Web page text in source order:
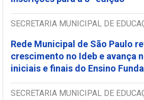
SECRETARIA MUNICIPAL DE
Rede Municipal de São Paulo
crescimento no Ideb e avança
iniciais e finais do Ensino
SECRETARIA MUNICIPAL DE